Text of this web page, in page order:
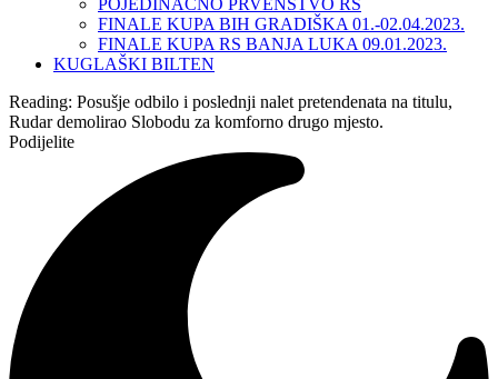
POJEDINAČNO PRVENSTVO RS
FINALE KUPA BIH GRADIŠKA 01.-02.04.2023.
FINALE KUPA RS BANJA LUKA 09.01.2023.
KUGLAŠKI BILTEN
Reading: Posušje odbilo i poslednji nalet pretendenata na titulu,
Rudar demolirao Slobodu za komforno drugo mjesto.
Podijelite